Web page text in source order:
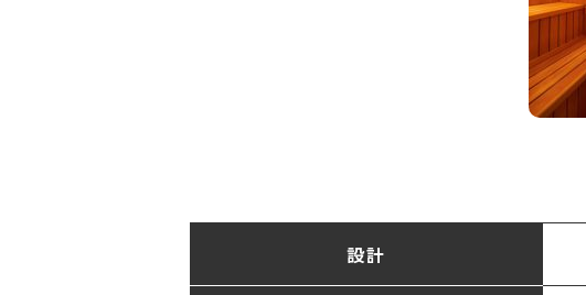
設計